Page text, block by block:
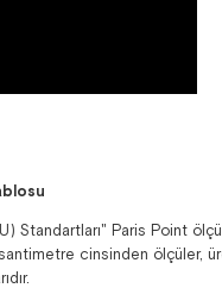
Standartları" Paris Point
cinsinden ölçüler,